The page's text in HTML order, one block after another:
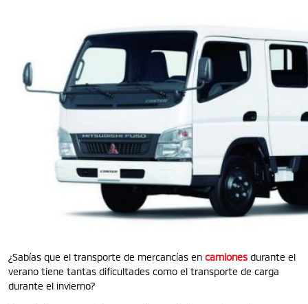
¿Sabías que el transporte de mercancías en camiones durante el
verano tiene tantas dificultades como el transporte de carga
durante el invierno?